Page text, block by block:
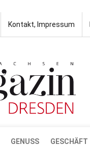
Kontakt, Impressum
GENUSS GESCHÄFT